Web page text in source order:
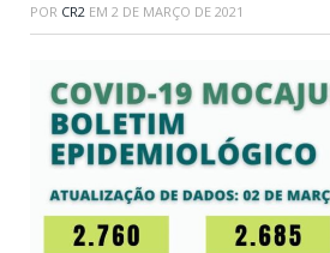
POR CR2 EM 2 DE MARÇO DE 2021